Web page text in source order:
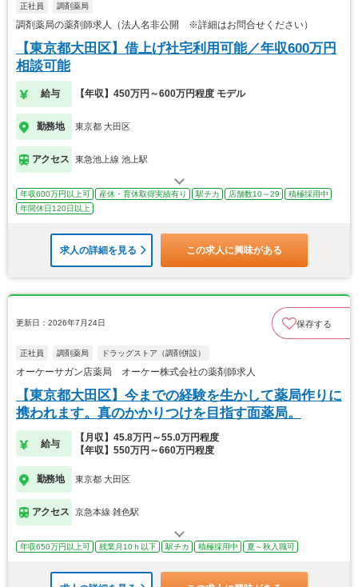
正社員 調剤薬局
調剤薬局の薬剤師求人（法人名非公開 ※詳細はお問合せください）
【東京都大田区】借上げ社宅利用可能／年収600万円
相談可能
給与 【年収】450万円～600万円程度 モデル
勤務地 東京都 大田区
アクセス 東急池上線 池上駅
年収600万円以上可 産休・育休取得実績有り 駅チカ 店舗数10～29
積極採用中
年間休日120日以上
求人の詳細を見る この求人に興味がある
更新日：2026年7月24日 保存する
正社員 調剤薬局 ドラッグストア（調剤併設）
オーケーサガン店薬局 オーケー株式会社の薬剤師求人
【東京都大田区】今までの経験を生かして薬局作りに
携われます。真のかかりつけを目指す面薬局。
給与
【月収】45.8万円～55.0万円程度
【年収】550万円～660万円程度
勤務地 東京都 大田区
アクセス 京急本線 雑色駅
年収650万円以上可 残業月10ｈ以下 駅チカ 積極採用中 夏～秋入職可